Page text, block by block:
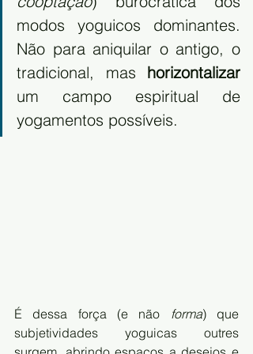
modos yoguicos dominantes.
Não para aniquilar o antigo, o
tradicional, mas horizontalizar
um campo espiritual de
yogamentos possíveis.
É dessa força (e não forma) que
subjetividades yoguicas outres